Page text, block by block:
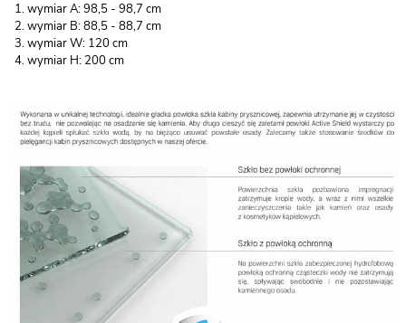
wymiar A: 98,5 - 98,7 cm
wymiar B: 88,5 - 88,7 cm
wymiar W: 120 cm
wymiar H: 200 cm